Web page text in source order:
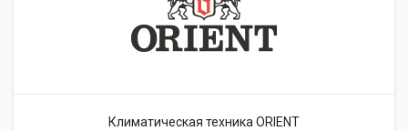
Климатическая техника ORIENT